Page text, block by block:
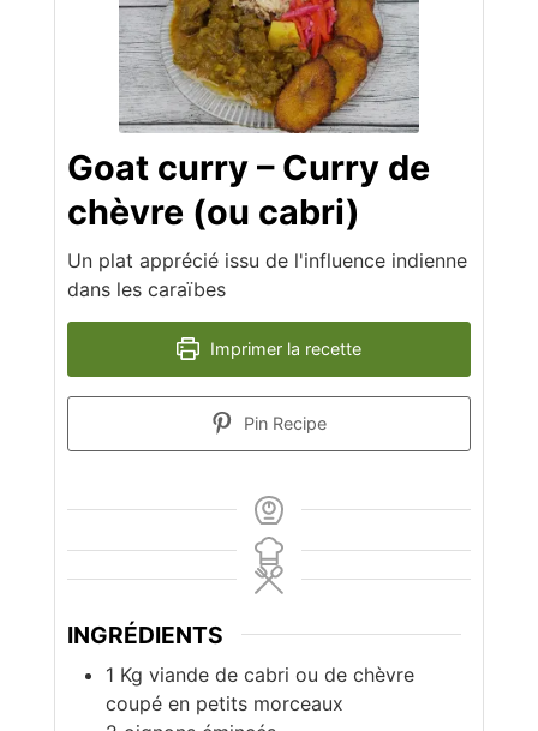
Goat curry – Curry de
chèvre (ou cabri)
Un plat apprécié issu de l'influence indienne
dans les caraïbes
Imprimer la recette
Pin Recipe
INGRÉDIENTS
1 Kg viande de cabri ou de chèvre
coupé en petits morceaux